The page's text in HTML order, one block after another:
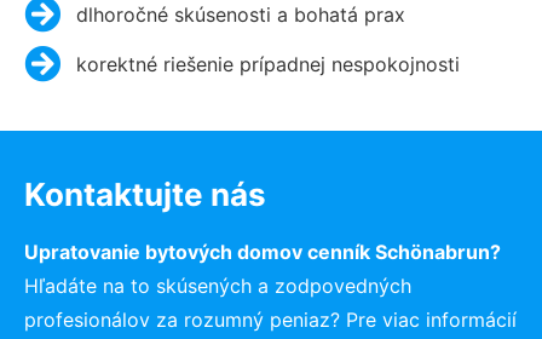
dlhoročné skúsenosti a bohatá prax
korektné riešenie prípadnej nespokojnosti
Kontaktujte nás
Upratovanie bytových domov cenník Schönabrun?
Hľadáte na to skúsených a zodpovedných
profesionálov za rozumný peniaz? Pre viac informácií